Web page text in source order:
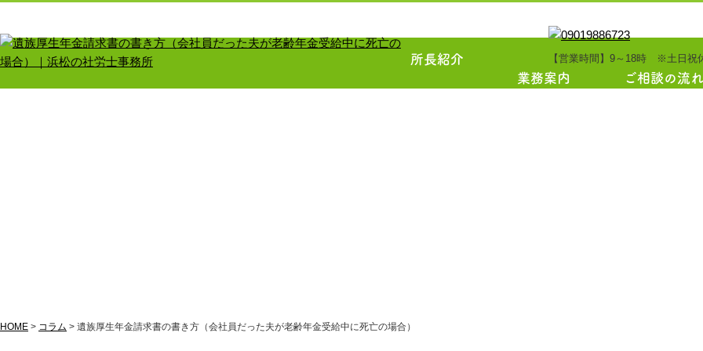
【営業時間】9～18時 ※土日祝
所長紹介
業務案内
ご相談の流れ
HOME > コラム > 遺族厚生年金請求書の書き方（会社員だった夫が老齢年金受給中に死亡の場合）